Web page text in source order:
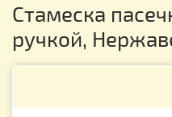
Стамеска
ручкой,